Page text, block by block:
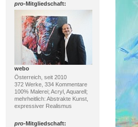
pro-Mitgliedschaft:
webo
Österreich, seit 2010
372 Werke, 334 Kommentare
100% Malerei; Acryl, Aquarell;
mehrheitlich: Abstrakte Kunst,
expressiver Realismus
pro-Mitgliedschaft: